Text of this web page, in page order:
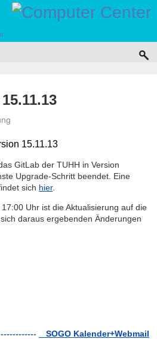
15.11.13
GitLab der TUHH in Version
Upgrade-Schritt beendet. Eine
sich hier.
Uhr ist die Aktualisierung auf die
daraus ergebenden Änderungen
SOGO Kalender+Webmail